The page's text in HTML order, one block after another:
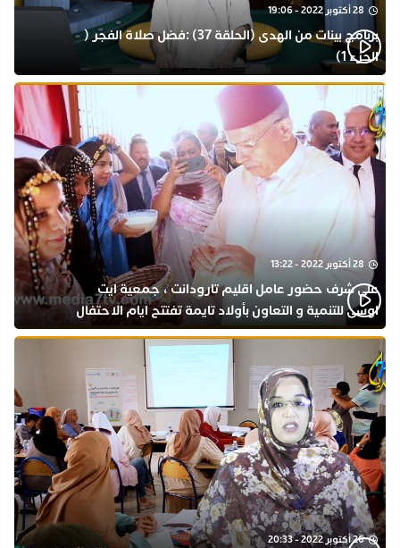
28 أكتوبر 2022 - 19:06
برنامج بينات من الهدى (الحلقة 37) :فضل صلاة الفجر (
الجزء 1)
28 أكتوبر 2022 - 13:22
على شرف حضور عامل اقليم تارودانت ، جمعية ايت
اوسى للتنمية و التعاون بأولاد تايمة تفتتح ايام الاحتفال
بذكرى المولد النبوي
26 أكتوبر 2022 - 20:33